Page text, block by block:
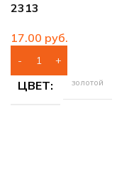
2313
руб.
ЦВЕТ золотой